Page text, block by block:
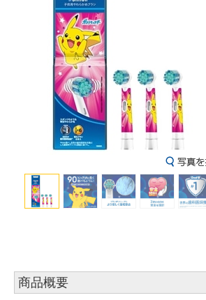
商品概要